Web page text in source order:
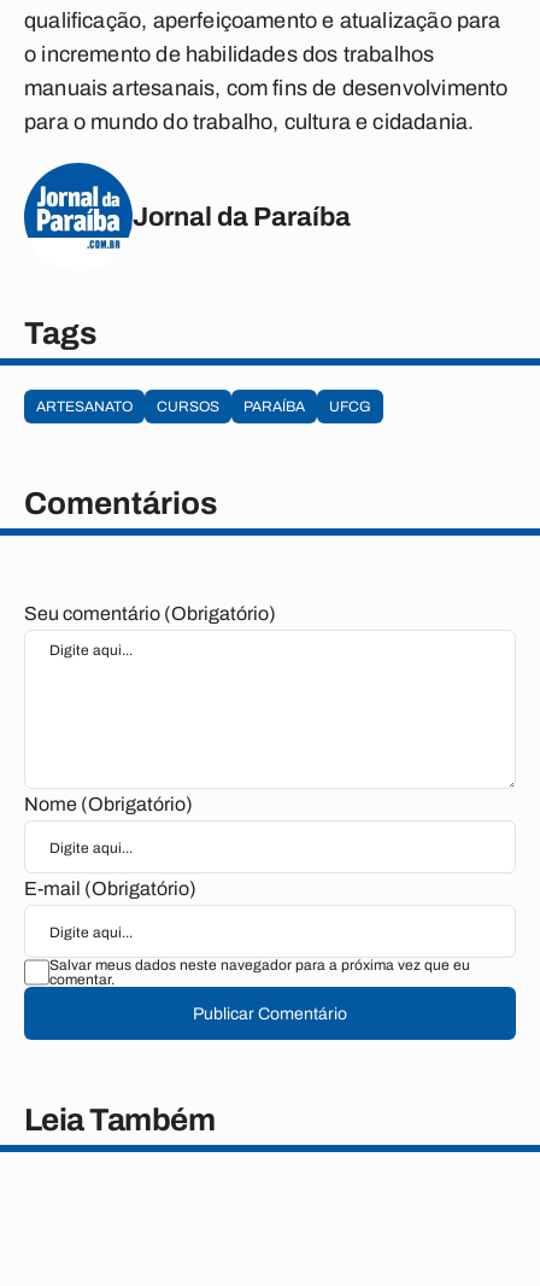
qualificação, aperfeiçoamento e atualização para
o incremento de habilidades dos trabalhos
manuais artesanais, com fins de desenvolvimento
para o mundo do trabalho, cultura e cidadania.
Jornal da Paraíba
Tags
ARTESANATO CURSOS PARAÍBA UFCG
Comentários
Seu comentário (Obrigatório)
Nome (Obrigatório)
E-mail (Obrigatório)
Salvar meus dados neste navegador para a próxima vez que eu
comentar.
Publicar Comentário
Leia Também